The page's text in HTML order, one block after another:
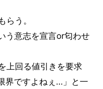
らう。
う意志を宣言or匂わせ
上回る値引きを要求
界ですよねぇ…」と一